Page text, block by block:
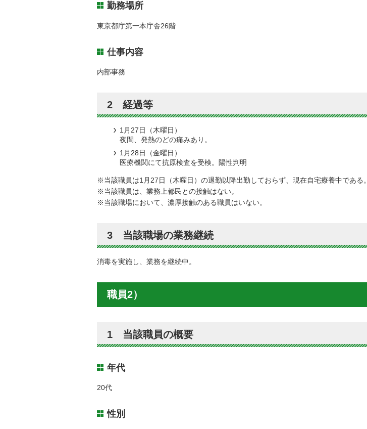
勤務場所
東京都庁第一本庁舎26階
仕事内容
内部事務
2 経過等
1月27日（木曜日）
夜間、発熱のどの痛みあり。
1月28日（金曜日）
医療機関にて抗原検査を受検。陽性判明
※当該職員は1月27日（木曜日）の退勤以降出勤しておらず、現在自宅療養中である。
※当該職員は、業務上都民との接触はない。
※当該職場において、濃厚接触のある職員はいない。
3 当該職場の業務継続
消毒を実施し、業務を継続中。
職員2）
1 当該職員の概要
年代
20代
性別